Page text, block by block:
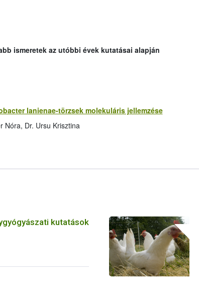
ismeretek az utóbbi évek kutatásai alapján
lanienae-törzsek molekuláris jellemzése
Nóra, Dr. Ursu Krisztina
kutatások